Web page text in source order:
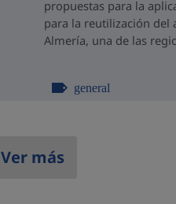
propuestas para la
para la reutilización del
Almería, una de las
general
Ver más